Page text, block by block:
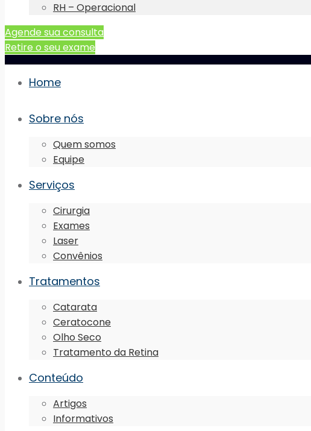
RH – Operacional
Agende sua consulta
Retire o seu exame
Home
Sobre nós
Quem somos
Equipe
Serviços
Cirurgia
Exames
Laser
Convênios
Tratamentos
Catarata
Ceratocone
Olho Seco
Tratamento da Retina
Conteúdo
Artigos
Informativos